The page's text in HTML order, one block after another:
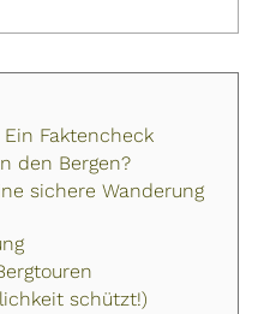
Faktencheck
den Bergen?
sichere Wanderung
schützt!)